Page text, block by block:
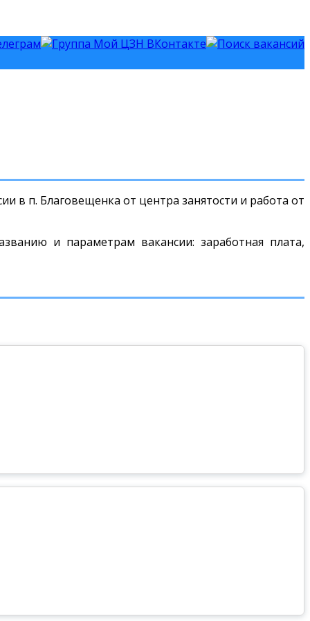
в п. Благовещенка от центра занятости и работа от
и параметрам вакансии: заработная плата,